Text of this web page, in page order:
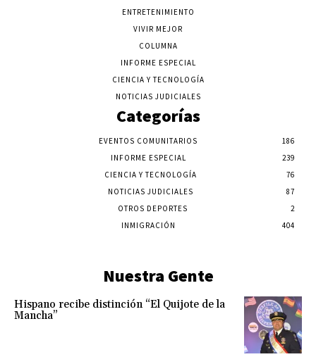
ENTRETENIMIENTO
VIVIR MEJOR
COLUMNA
INFORME ESPECIAL
CIENCIA Y TECNOLOGÍA
NOTICIAS JUDICIALES
Categorías
EVENTOS COMUNITARIOS
186
INFORME ESPECIAL
239
CIENCIA Y TECNOLOGÍA
76
NOTICIAS JUDICIALES
87
OTROS DEPORTES
2
INMIGRACIÓN
404
Nuestra Gente
Hispano recibe distinción “El Quijote de la
Mancha”